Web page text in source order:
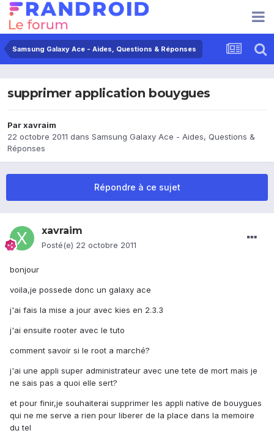
Samsung Galaxy Ace - Aides, Questions & Réponses
supprimer application bouygues
Parxavraim
22 octobre 2011 dans Samsung Galaxy Ace - Aides, Questions &
Réponses
Répondre à ce sujet
xavraim
Posté(e) 22 octobre 2011
bonjour
voila,je possede donc un galaxy ace
j'ai fais la mise a jour avec kies en 2.3.3
j'ai ensuite rooter avec le tuto
comment savoir si le root a marché?
j'ai une appli super administrateur avec une tete de mort mais je
ne sais pas a quoi elle sert?
et pour finir,je souhaiterai supprimer les appli native de bouygues
qui ne me serve a rien pour liberer de la place dans la memoire
du tel